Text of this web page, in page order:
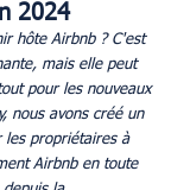
2024
hôte Airbnb ? C'est
mais elle peut
pour les nouveaux
nous avons créé un
les propriétaires à
Airbnb en toute